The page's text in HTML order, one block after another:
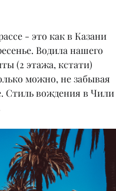
- это как в Казани
Водила нашего
(2 этажа, кстати)
можно, не забывая
Стиль вождения в Чили